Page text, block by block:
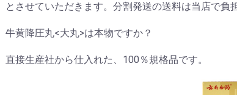
とさせていただきます。分割発送の送料は当店で負担
牛黄降圧丸<大丸>は本物ですか？
直接生産社から仕入れた、100％規格品です。